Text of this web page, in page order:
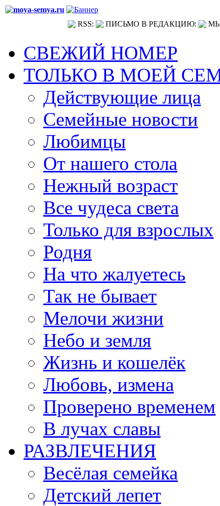
RSS: ПИСЬМО В РЕДАКЦИЮ:
СВЕЖИЙ НОМЕР
ТОЛЬКО В МОЕЙ
Действующие лица
Семейные новости
Любимцы
От нашего стола
Нежный возраст
Все чудеса света
Только для взрослых
Родня
На что жалуетесь
Так не бывает
Мелочи жизни
Небо и земля
Жизнь и кошелёк
Любовь, измена
Проверено временем
В лучах славы
РАЗВЛЕЧЕНИЯ
Весёлая семейка
Детский лепет